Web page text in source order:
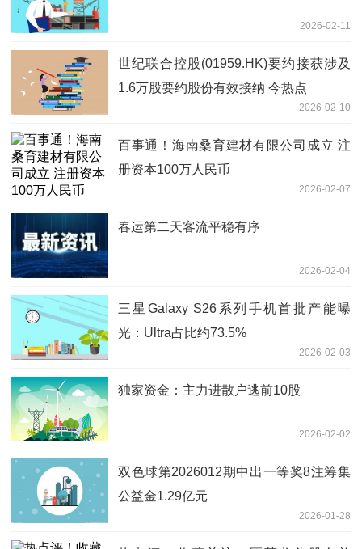
2026-02-11
世纪联合控股(01959.HK)要约接获涉及
1.6万股要约股份有效接纳 今热点
2026-02-10
百事通！海南桑育建材有限公司成立 注
册资本100万人民币
2026-02-07
春运第二天客流平稳有序
2026-02-04
三星Galaxy S26系列手机首批产能曝
光：Ultra占比约73.5%
2026-02-03
独家资金：主力进散户逃前10股
2026-02-02
双色球第2026012期中出一等奖8注筹集
公益金1.29亿元
2026-01-28